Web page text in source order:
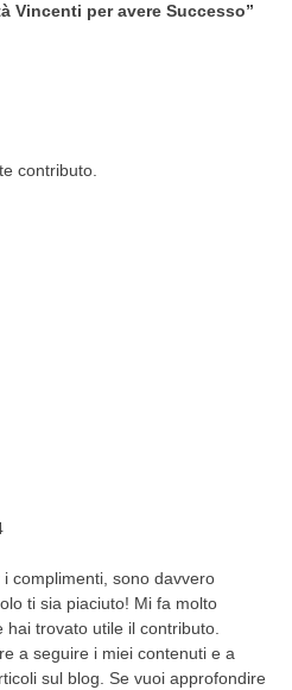
Vincenti per avere Successo”
contributo.
complimenti, sono davvero
ti sia piaciuto! Mi fa molto
hai trovato utile il contributo.
a seguire i miei contenuti e a
sul blog. Se vuoi approfondire